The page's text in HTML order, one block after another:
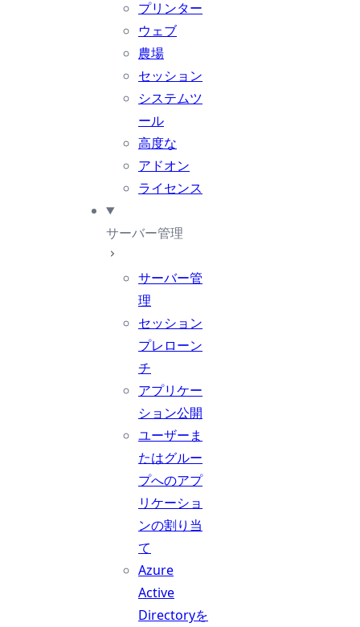
プリンター
ウェブ
農場
セッション
システムツ
ール
高度な
アドオン
ライセンス
サーバー管理
サーバー管
理
セッション
プレローン
チ
アプリケー
ション公開
ユーザーま
たはグルー
プへのアプ
リケーショ
ンの割り当
て
Azure
Active
Directoryを